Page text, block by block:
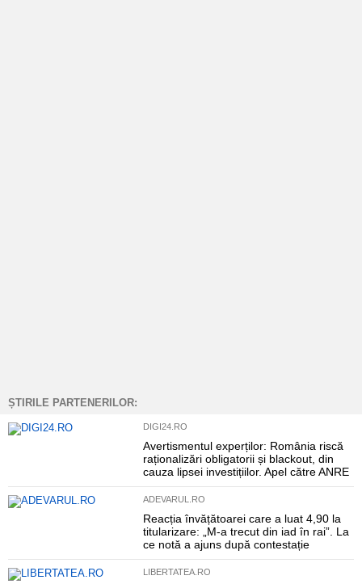
ȘTIRILE PARTENERILOR:
DIGI24.RO
Avertismentul experților: România riscă
raționalizări obligatorii și blackout, din
cauza lipsei investițiilor. Apel către ANRE
ADEVARUL.RO
Reacția învățătoarei care a luat 4,90 la
titularizare: „M-a trecut din iad în rai”. La
ce notă a ajuns după contestație
LIBERTATEA.RO